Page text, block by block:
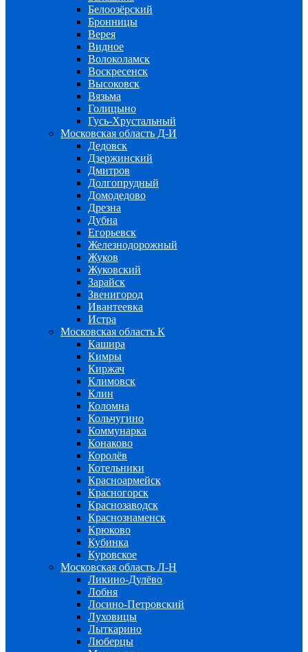
Белоозёрский
Бронницы
Верея
Видное
Волоколамск
Воскресенск
Высоковск
Вязьма
Голицыно
Гусь-Хрустальный
Московская область Д-И
Дедовск
Дзержинский
Дмитров
Долгопрудный
Домодедово
Дрезна
Дубна
Егорьевск
Железнодорожный
Жуков
Жуковский
Зарайск
Звенигород
Ивантеевка
Истра
Московская область К
Кашира
Кимры
Киржач
Климовск
Клин
Коломна
Кольчугино
Коммунарка
Конаково
Королёв
Котельники
Красноармейск
Красногорск
Краснозаводск
Краснознаменск
Крюково
Кубинка
Куровское
Московская область Л-Н
Ликино-Дулёво
Лобня
Лосино-Петровский
Луховицы
Лыткарино
Люберцы